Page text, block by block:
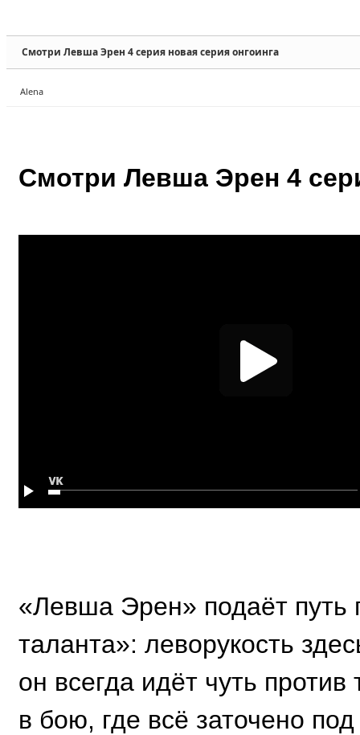
Смотри Левша Эрен 4 серия новая серия онгоинга
Alena
Смотри Левша Эрен 4
«Левша Эрен» подаёт путь
таланта»: леворукость
он всегда идёт чуть
в бою, где всё заточено
Sketchbook5, 스케치북5
Sketchbook5, 스케치북5
Sketchbook5, 스케치북5
Sketchbook5, 스케치북5